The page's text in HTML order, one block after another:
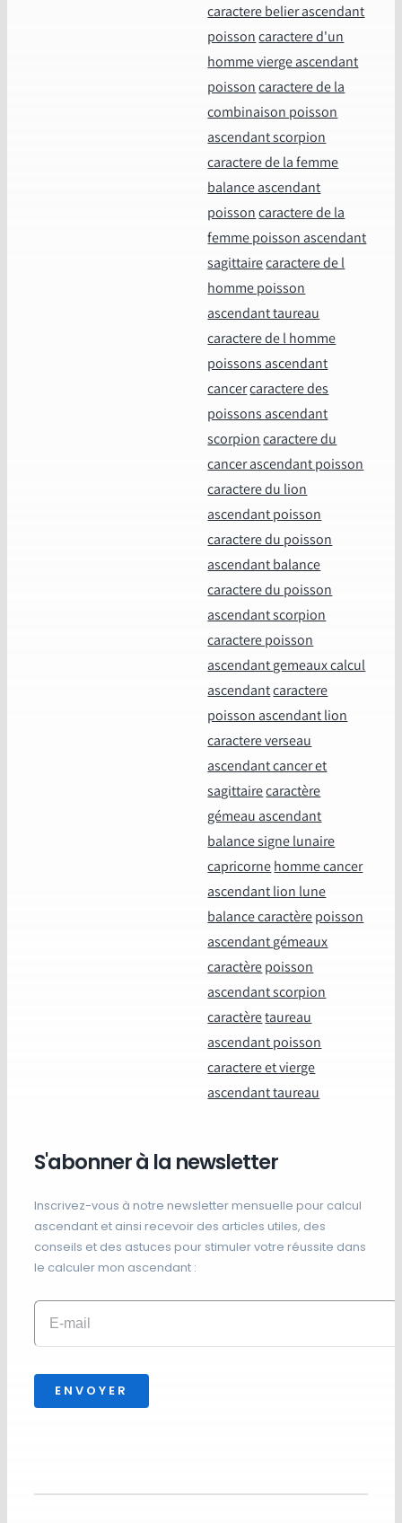
caractere belier ascendant
poisson caractere d'un
homme vierge ascendant
poisson caractere de la
combinaison poisson
ascendant scorpion
caractere de la femme
balance ascendant
poisson caractere de la
femme poisson ascendant
sagittairecaractere de l
homme poisson
ascendant taureau
caractere de l homme
poissons ascendant
cancercaractere des
poissons ascendant
scorpion caractere du
cancer ascendant poisson
caractere du lion
ascendant poisson
caractere du poisson
ascendant balance
caractere du poisson
ascendant scorpion
caractere poisson
ascendant gemeaux calcul
ascendantcaractere
poisson ascendant lion
caractere verseau
ascendant cancer et
sagittairecaractère
gémeau ascendant
balance signe lunaire
capricornehomme cancer
ascendant lion lune
balance caractèrepoisson
ascendant gémeaux
caractèrepoisson
ascendant scorpion
caractèretaureau
ascendant poisson
caractere et vierge
ascendant taureau
S'abonner à la newsletter
Inscrivez-vous à notre newsletter mensuelle pour calcul
ascendant et ainsi recevoir des articles utiles, des
conseils et des astuces pour stimuler votre réussite dans
le calculer mon ascendant :
ENVOYER